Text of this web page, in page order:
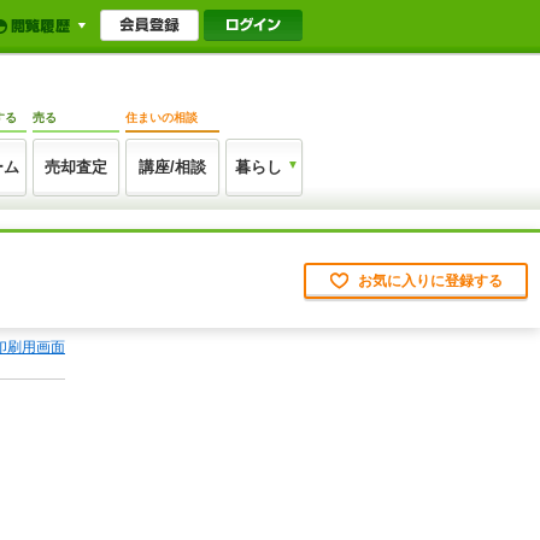
る
ム
売る
売却査定
住まいの相談
講座/相談 暮らし
お気に入りに登録する
刷用画面